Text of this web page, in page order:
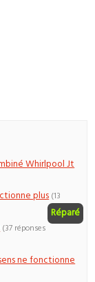
Whirlpool Jt
plus
Réparé
(13
(37 réponses
ne fonctionne